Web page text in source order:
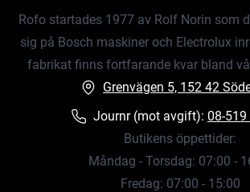
Rofo startades 1977 av Rolf Norin som
sig på Bosch maskiner och Electrolux
fabrikat finns fortfarande kvar bland
Grenvägen 5, 152 42
Journr (mot avgift): 08-519
Butikens öppettider:
Måndag - Torsdag: 07:00 -
Fredag: 07:00 - 15:00